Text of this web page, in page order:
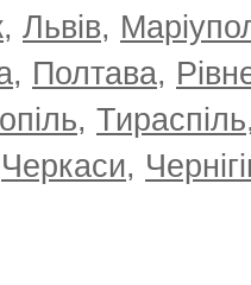
, Львів,
, Полтава,
, Тираспіль
Черкаси,